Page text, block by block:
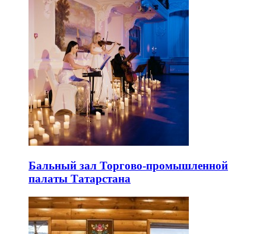
Бальный зал Торгово-промышленной
палаты Татарстана